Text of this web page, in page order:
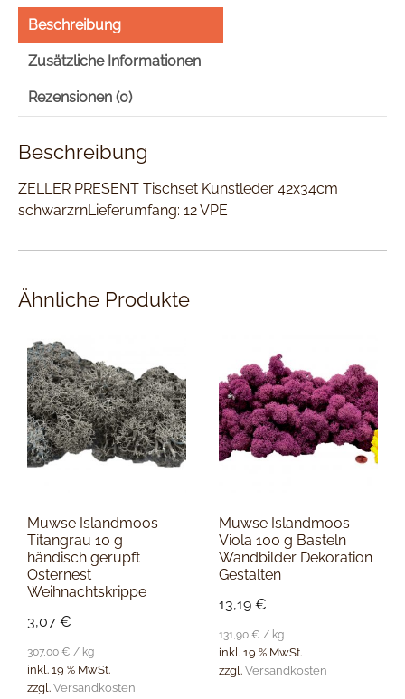
Beschreibung
Zusätzliche Informationen
Rezensionen (0)
Beschreibung
ZELLER PRESENT Tischset Kunstleder 42x34cm
schwarzrnLieferumfang: 12 VPE
Ähnliche Produkte
Muwse Islandmoos
Titangrau 10 g
händisch gerupft
Osternest
Weihnachtskrippe
3,07 €
307,00 € / kg
inkl. 19 % MwSt.
zzgl. Versandkosten
Muwse Islandmoos
Viola 100 g Basteln
Wandbilder Dekoration
Gestalten
13,19€
131,90€ / kg
inkl. 19 % MwSt.
zzgl.Versandkosten